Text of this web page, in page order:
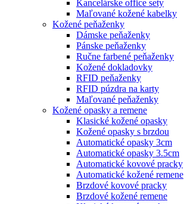
Kancelárske office sety
Maľované kožené kabelky
Kožené peňaženky
Dámske peňaženky
Pánske peňaženky
Ručne farbené peňaženky
Kožené dokladovky
RFID peňaženky
RFID púzdra na karty
Maľované peňaženky
Kožené opasky a remene
Klasické kožené opasky
Kožené opasky s brzdou
Automatické opasky 3cm
Automatické opasky 3.5cm
Automatické kovové pracky
Automatické kožené remene
Brzdové kovové pracky
Brzdové kožené remene